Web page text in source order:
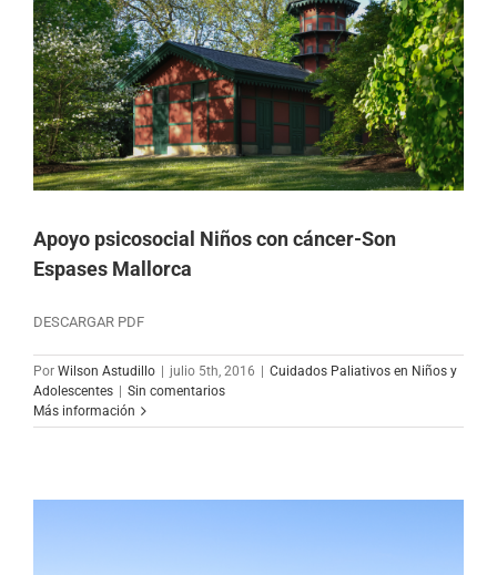
Apoyo psicosocial Niños con cáncer-Son
Espases Mallorca
DESCARGAR PDF
Por Wilson Astudillo | julio 5th, 2016 | Cuidados Paliativos en Niños y
Adolescentes | Sin comentarios
Más información